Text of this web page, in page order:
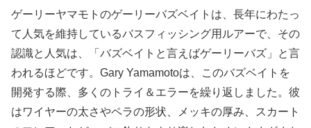
ゲーリーヤマモトのゲーリーバズベイトは、長年にわたっ
て人気を維持しているバスフィッシング用ルアーで、その
認識と人気は、「バズベイトと言えばゲーリーバズ」と言
われるほどです。Gary Yamamotoは、このバズベイトを
開発する際、多くのトライ＆エラーを繰り返しました。彼
はワイヤーの太さやペラの形状、メッキの厚み、スカート